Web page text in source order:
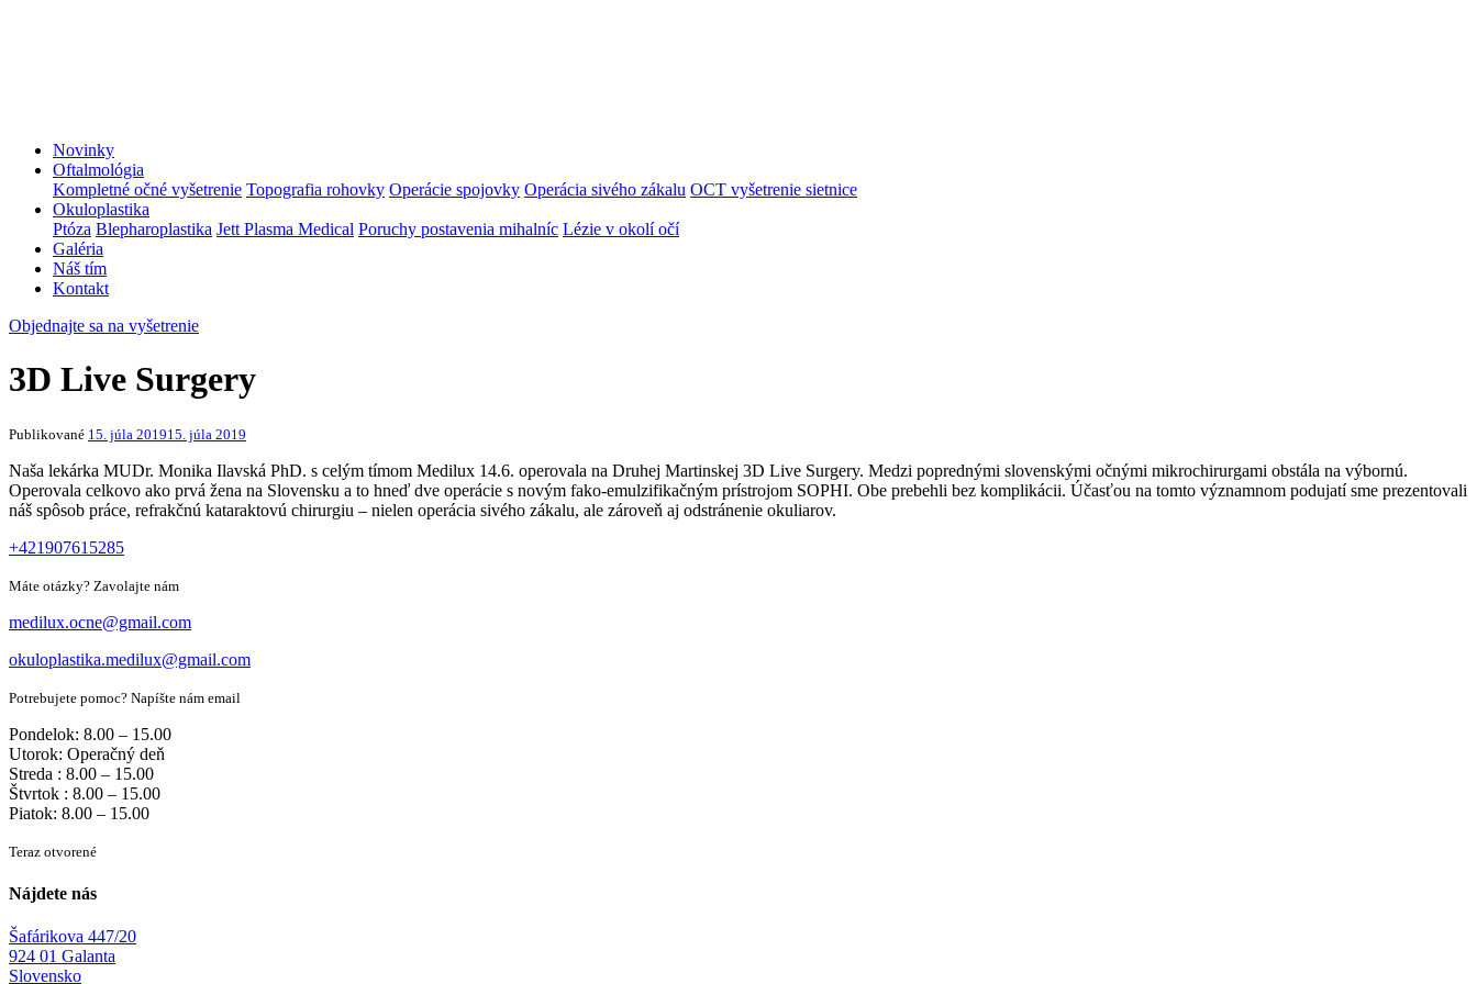
Novinky
Oftalmológia
Kompletné očné vyšetrenie Topografia rohovky Operácie spojovky Operácia sivého zákalu OCT vyšetrenie sietnice
Okuloplastika
Ptóza Blepharoplastika Jett Plasma Medical Poruchy postavenia mihalníc Lézie v okolí očí
Galéria
Náš tím
Kontakt
Objednajte sa na vyšetrenie
3D Live Surgery
Publikované 15. júla 201915. júla 2019
Naša lekárka MUDr. Monika Ilavská PhD. s celým tímom Medilux 14.6. operovala na Druhej Martinskej 3D Live Surgery. Medzi poprednými slovenskými očnými mikrochirurgami obstála na výbornú.
Operovala celkovo ako prvá žena na Slovensku a to hneď dve operácie s novým fako-emulzifikačným prístrojom SOPHI. Obe prebehli bez komplikácii. Účasťou na tomto významnom podujatí sme prezentovali
náš spôsob práce, refrakčnú kataraktovú chirurgiu – nielen operácia sivého zákalu, ale zároveň aj odstránenie okuliarov.
+421907615285
Máte otázky? Zavolajte nám
medilux.ocne@gmail.com
okuloplastika.medilux@gmail.com
Potrebujete pomoc? Napíšte nám email
Pondelok: 8.00 – 15.00
Utorok: Operačný deň
Streda : 8.00 – 15.00
Štvrtok : 8.00 – 15.00
Piatok: 8.00 – 15.00
Teraz otvorené
Nájdete nás
Šafárikova 447/20
924 01 Galanta
Slovensko